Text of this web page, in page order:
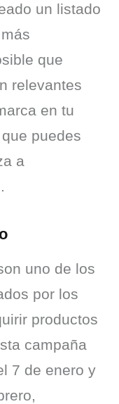
un listado
que
relevantes
en tu
puedes
a
uno de los
por los
productos
campaña
7 de enero y